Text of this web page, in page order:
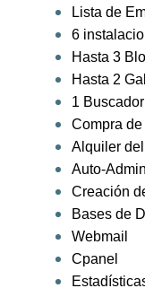
Lista de
6
Hasta 3
Hasta 2
1
Compra
Alquiler
Auto-
Creación
Bases de
Webmail
Cpanel